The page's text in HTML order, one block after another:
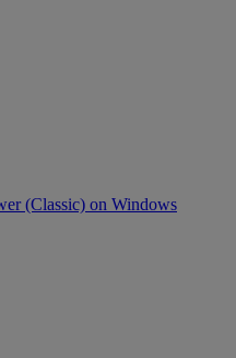
(Classic) on Windows